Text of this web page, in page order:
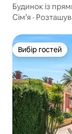
Будинок із
Сім’я ·
Вибір гостей
Вибір гостей